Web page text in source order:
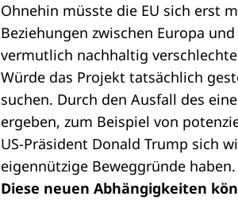
Ohnehin müsste die EU sich erst
Beziehungen zwischen Europa
vermutlich nachhaltig
Würde das Projekt tatsächlich
suchen. Durch den Ausfall des
ergeben, zum Beispiel von
US-Präsident Donald Trump sich
eigennützige Beweggründe haben.
Diese neuen Abhängigkeiten